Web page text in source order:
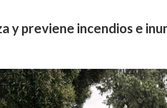
y previene incendios e